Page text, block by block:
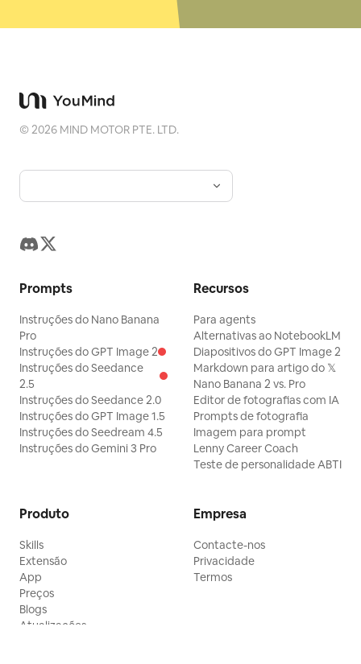
©2026 MIND MOTOR PTE. LTD.
Prompts
Instruções do Nano Banana
Pro
Instruções do GPT Image 2
Instruções do Seedance
2.5
Instruções do Seedance 2.0
Instruções do GPT Image 1.5
Instruções do Seedream 4.5
Instruções do Gemini 3 Pro
Recursos
Para agents
Alternativas ao NotebookLM
Diapositivos do GPT Image 2
Markdown para artigo do 𝕏
Nano Banana 2 vs. Pro
Editor de fotografias com IA
Prompts de fotografia
Imagem para prompt
Lenny Career Coach
Teste de personalidade ABTI
Produto
Skills
Extensão
App
Preços
Blogs
Atualizações
Empresa
Contacte-nos
Privacidade
Termos